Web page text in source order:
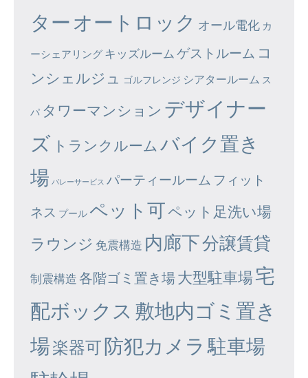
ター オートロック オール電化 カ
ーシェアリング キッズルーム ゲストルーム コ
ンシェルジュ
ゴルフレンジ シアタールーム ス
パ タワーマンション デザイナー
ズ トランクルーム バイク置き
場 バレーサービス パーティールーム フィット
ネス プール ペット可ペット足洗い場
ラウンジ 免震構造 内廊下分譲賃貸
制震構造 各階ゴミ置き場大型駐車場宅
配ボックス 敷地内ゴミ置き
場楽器可防犯カメラ 駐車場